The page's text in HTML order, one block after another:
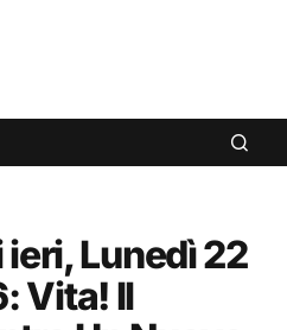
Lunedì 22
Vita! Il